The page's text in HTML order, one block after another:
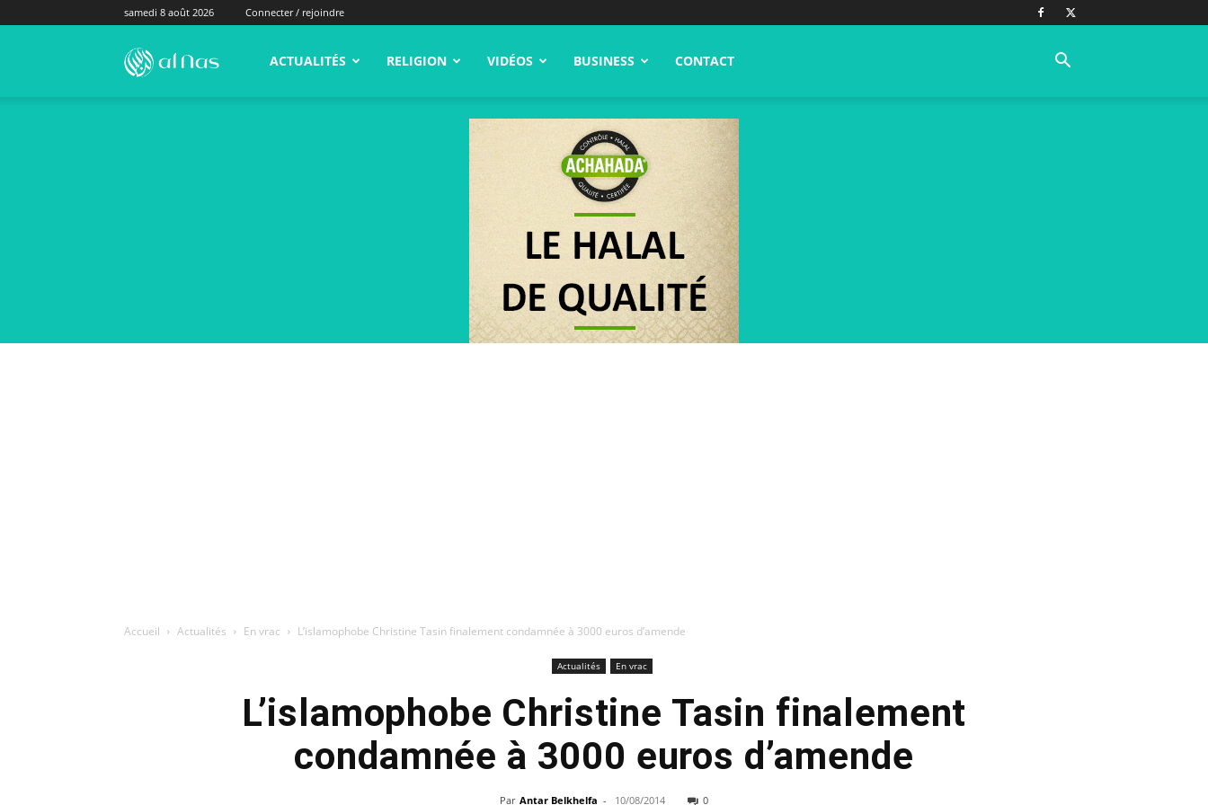
samedi 8 août 2026 Connecter / rejoindre
alNas.fr ACTUALITÉS RELIGION VIDÉOS BUSINESS CONTACT
Accueil Actualités En vrac L’islamophobe Christine Tasin finalement condamnée à 3000 euros d’amende
Actualités En vrac
L’islamophobe Christine Tasin finalement
condamnée à 3000 euros d’amende
Par Antar Belkhelfa - 10/08/2014 0